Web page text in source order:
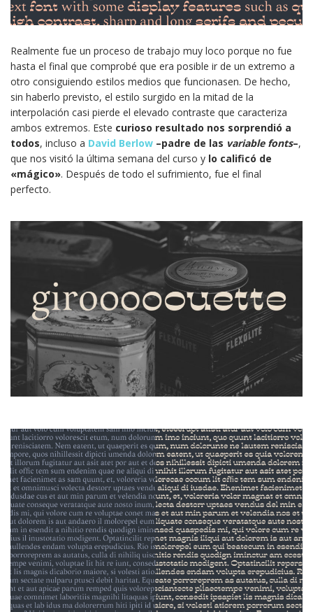
Realmente fue un proceso de trabajo muy loco porque no fue
hasta el final que comprobé que era posible ir de un extremo a
otro consiguiendo estilos medios que funcionasen. De hecho,
sin haberlo previsto, el estilo surgido en la mitad de la
interpolación casi pierde el elevado contraste que caracteriza
ambos extremos. Este curioso resultado nos sorprendió a
todos, incluso a David Berlow –padre de las variable fonts–,
que nos visitó la última semana del curso y lo calificó de
«mágico». Después de todo el sufrimiento, fue el final
perfecto.